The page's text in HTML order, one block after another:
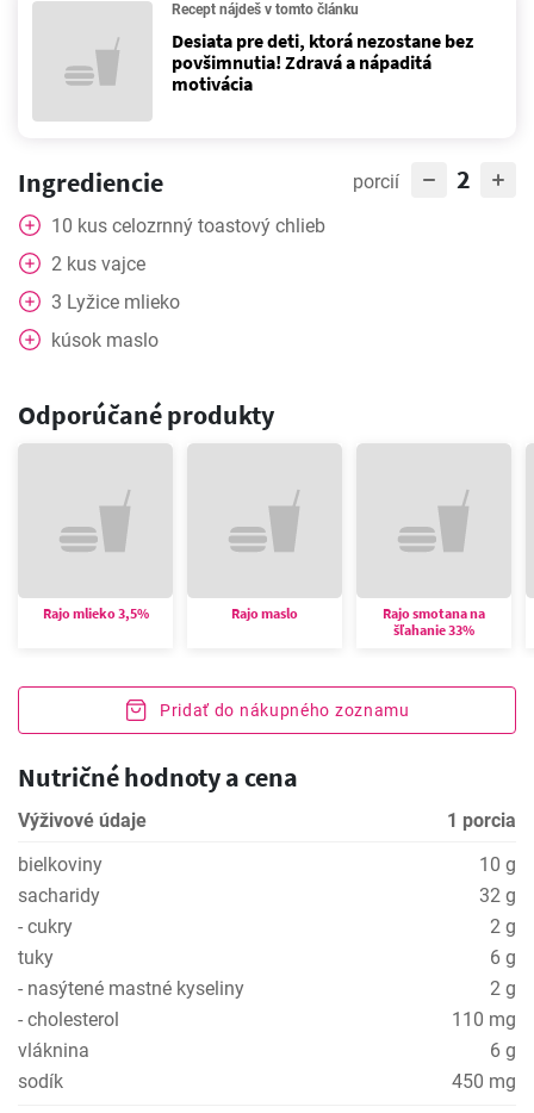
Recept nájdeš v tomto článku
Desiata pre deti, ktorá nezostane bez
povšimnutia! Zdravá a nápaditá
motivácia
Ingrediencie porcií 2
10 kus celozrnný toastový chlieb
2 kus vajce
3 Lyžice mlieko
kúsok maslo
Odporúčané produkty
Rajo mlieko 3,5% Rajo maslo
Rajo smotana na
šľahanie 33%
Pridať do nákupného zoznamu
Nutričné hodnoty a cena
Výživové údaje
1 porcia
bielkoviny
10 g
sacharidy
32 g
- cukry
2 g
tuky
6 g
- nasýtené mastné kyseliny
2 g
- cholesterol
110 mg
vláknina
6 g
sodík
450 mg